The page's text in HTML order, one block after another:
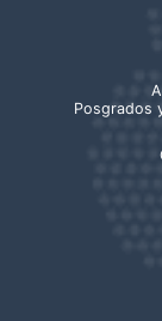
Posgrados